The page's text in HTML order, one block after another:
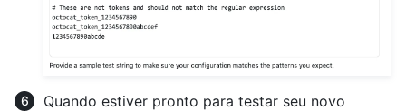
Quando estiver pronto para testar seu novo